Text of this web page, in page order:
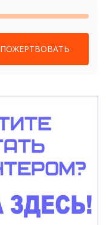
ПОЖЕРТВОВАТЬ